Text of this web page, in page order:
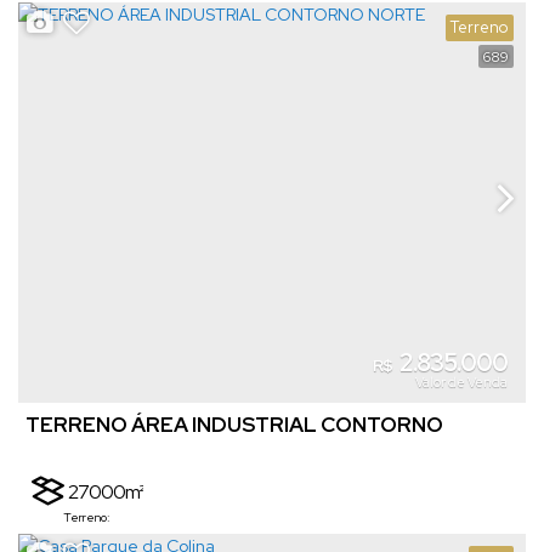
2 817m²
689
Terreno
R$ 2.835.000
Valor de Venda
TERRENO ÁREA INDUSTRIAL CONTORNO
Terreno:
27000m²